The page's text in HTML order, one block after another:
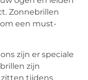
Zonnebrillen
een must-
zijn er speciale
zijn
tijdens